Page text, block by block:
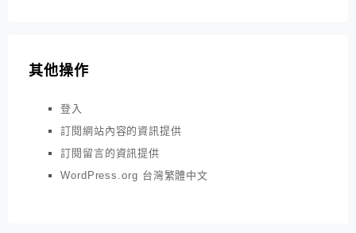
其他操作
登入
訂閱網站內容的資訊提供
訂閱留言的資訊提供
WordPress.org 台灣繁體中文